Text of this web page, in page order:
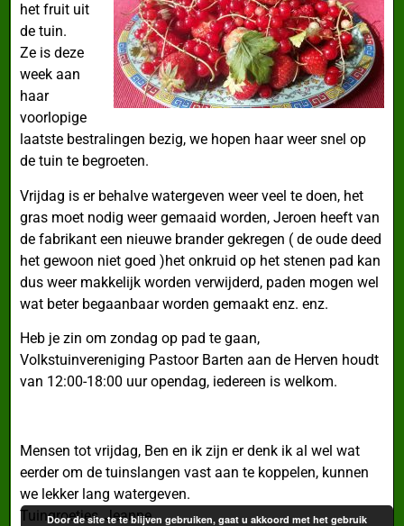
het fruit uit
de tuin.
Ze is deze
week aan
haar
voorlopige
laatste bestralingen bezig, we hopen haar weer snel op
de tuin te begroeten.
Vrijdag is er behalve watergeven weer veel te doen, het
gras moet nodig weer gemaaid worden, Jeroen heeft van
de fabrikant een nieuwe brander gekregen ( de oude deed
het gewoon niet goed )het onkruid op het stenen pad kan
dus weer makkelijk worden verwijderd, paden mogen wel
wat beter begaanbaar worden gemaakt enz. enz.
Heb je zin om zondag op pad te gaan,
Volkstuinvereniging Pastoor Barten aan de Herven houdt
van 12:00-18:00 uur opendag, iedereen is welkom.
Mensen tot vrijdag, Ben en ik zijn er denk ik al wel wat
eerder om de tuinslangen vast aan te koppelen, kunnen
we lekker lang watergeven.
Tuingroetjes, Jeanne
Door de site te te blijven gebruiken, gaat u akkoord met het gebruik